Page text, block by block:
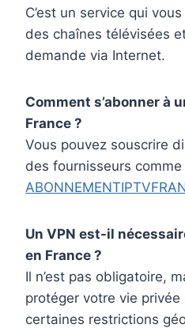
C’est un service qui
des chaînes télévisées
demande via Internet.
Comment s’abonner à
France ?
Vous pouvez souscrire
des fournisseurs comme
Un VPN est-il
en France ?
Il n’est pas obligatoire,
protéger votre vie
certaines restrictions